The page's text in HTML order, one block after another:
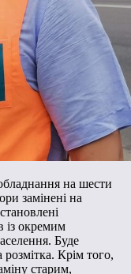
на шести
замінені на
із окремим
Буде
розмітка. Крім того,
старим,